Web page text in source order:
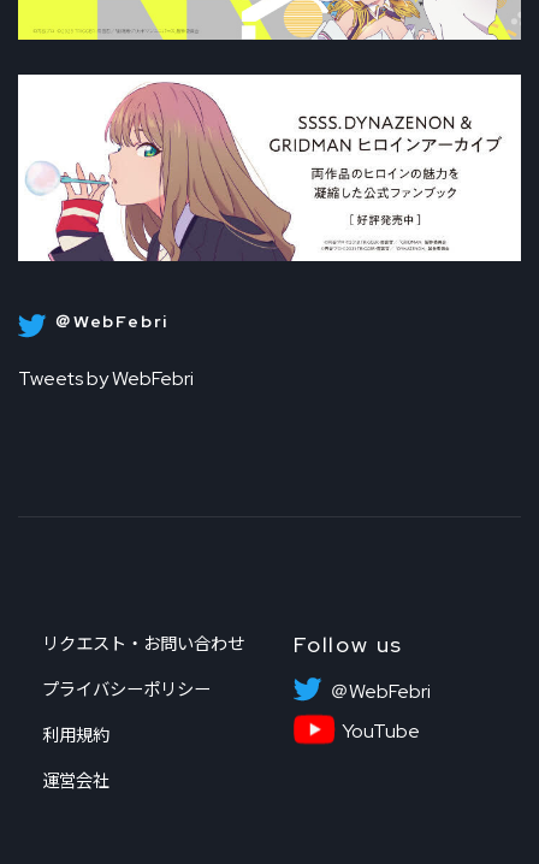
＠WebFebri
Tweets by WebFebri
リクエスト・お問い合わせ
プライバシーポリシー
利用規約
運営会社
Follow us
＠WebFebri
YouTube